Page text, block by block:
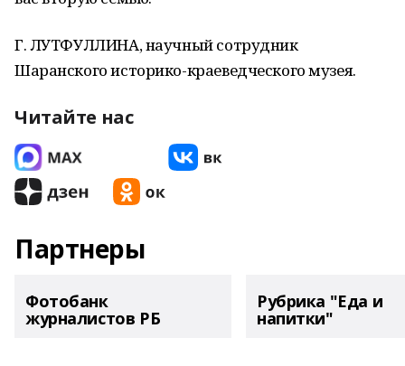
Г. ЛУТФУЛЛИНА, научный сотрудник
Шаранского историко-краеведческого музея.
Читайте нас
Партнеры
Фотобанк
журналистов РБ
Рубрика "Еда и
напитки"